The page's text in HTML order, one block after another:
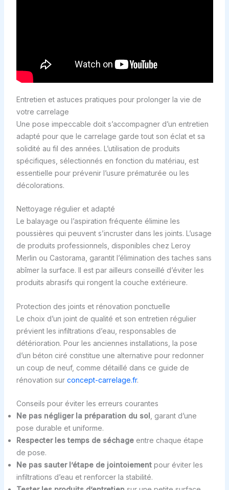
Entretien et astuces pratiques pour prolonger la vie de
votre carrelage
Une pose impeccable doit s’accompagner d’un entretien
adapté pour que le carrelage garde tout son éclat et sa
solidité au fil des années. L’utilisation de produits
spécifiques, sélectionnés en fonction du matériau, est
essentielle pour prévenir l’usure prématurée ou les
décolorations.
Nettoyage régulier et adapté
Le balayage ou l’aspiration fréquente élimine les
poussières qui peuvent s’incruster dans les joints. L’usage
de produits professionnels, disponibles chez Leroy
Merlin ou Castorama, garantit l’élimination des taches sans
abîmer la surface. Il est par ailleurs conseillé d’éviter les
produits abrasifs qui rongent la couche extérieure.
Protection des joints et rénovation ponctuelle
Le choix d’un joint de qualité et son entretien régulier
prévient les infiltrations d’eau, responsables de
détérioration. Pour les anciennes installations, la pose
d’un béton ciré constitue une alternative pour redonner
un coup de neuf, comme détaillé dans ce guide de
rénovation sur concept-carrelage.fr.
Conseils pour éviter les erreurs courantes
Ne pas négliger la préparation du sol , garant d’une
pose durable et uniforme.
Respecter les temps de séchageentre chaque étape
de pose.
Ne pas sauter l’étape de jointoiementpour éviter les
infiltrations d’eau et renforcer la stabilité.